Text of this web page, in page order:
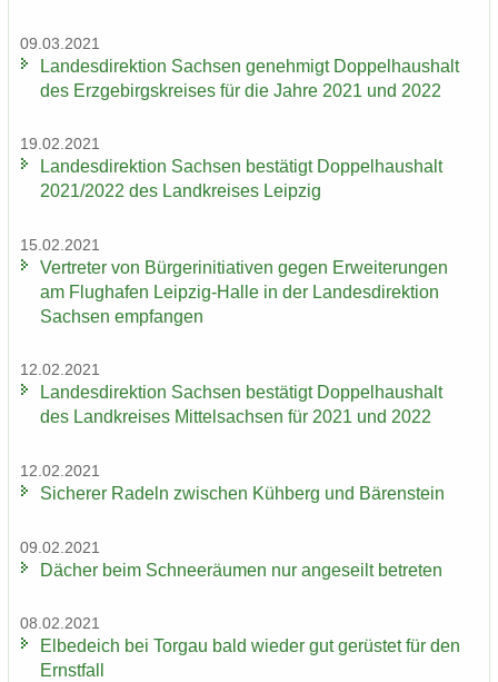
09.03.2021
Lan­des­di­rek­ti­on Sach­sen ge­neh­migt Dop­pel­haus­halt
des Erz­ge­birgs­krei­ses für die Jahre 2021 und 2022
19.02.2021
Lan­des­di­rek­ti­on Sach­sen be­stä­tigt Dop­pel­haus­halt
2021/2022 des Land­krei­ses Leip­zig
15.02.2021
Ver­tre­ter von Bür­ger­initia­ti­ven gegen Er­wei­te­run­gen
am Flug­ha­fen Leipzig-​Halle in der Lan­des­di­rek­ti­on
Sach­sen emp­fan­gen
12.02.2021
Lan­des­di­rek­ti­on Sach­sen be­stä­tigt Dop­pel­haus­halt
des Land­krei­ses Mit­tel­sach­sen für 2021 und 2022
12.02.2021
Si­che­rer Ra­deln zwi­schen Küh­berg und Bä­ren­stein
09.02.2021
Dä­cher beim Schnee­räu­men nur an­ge­seilt be­tre­ten
08.02.2021
El­be­deich bei Tor­gau bald wie­der gut ge­rüs­tet für den
Ernst­fall